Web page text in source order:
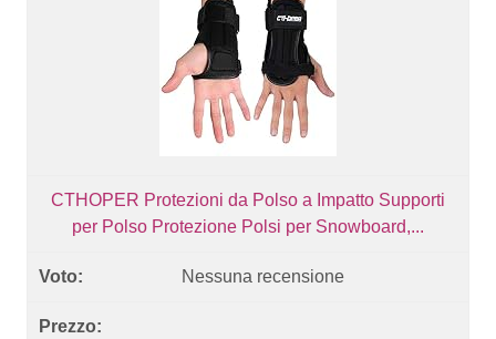
CTHOPER Protezioni da Polso a Impatto Supporti
per Polso Protezione Polsi per Snowboard,...
Nessuna recensione